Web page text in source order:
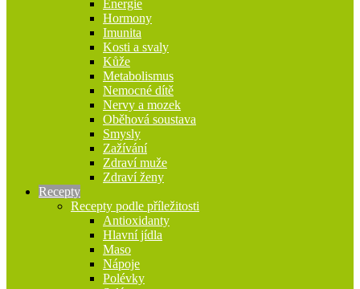
Energie
Hormony
Imunita
Kosti a svaly
Kůže
Metabolismus
Nemocné dítě
Nervy a mozek
Oběhová soustava
Smysly
Zažívání
Zdraví muže
Zdraví ženy
Recepty
Recepty podle příležitosti
Antioxidanty
Hlavní jídla
Maso
Nápoje
Polévky